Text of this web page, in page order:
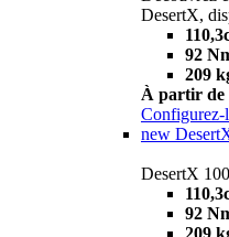
DesertX,
92
209
À partir de
Configurez-
new
DesertX 100
92
209